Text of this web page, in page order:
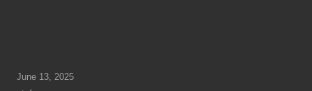
June 13, 2025